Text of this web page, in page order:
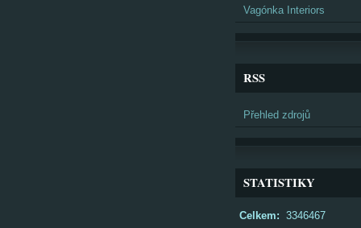
Vagónka Interiors
RSS
Přehled zdrojů
STATISTIKY
Celkem: 3346467